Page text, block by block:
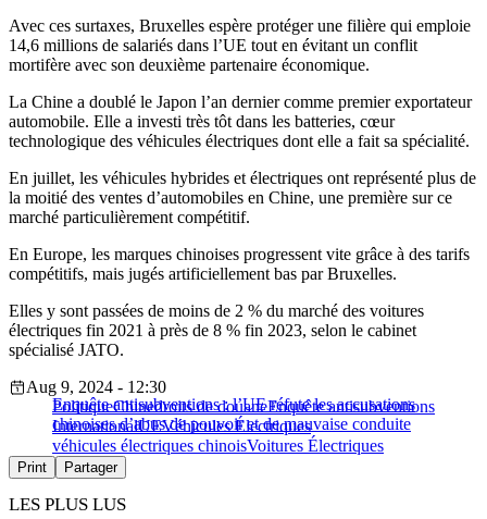
Avec ces surtaxes, Bruxelles espère protéger une filière qui emploie
14,6 millions de salariés dans l’UE tout en évitant un conflit
mortifère avec son deuxième partenaire économique.
La Chine a doublé le Japon l’an dernier comme premier exportateur
automobile. Elle a investi très tôt dans les batteries, cœur
technologique des véhicules électriques dont elle a fait sa spécialité.
En juillet, les véhicules hybrides et électriques ont représenté plus de
la moitié des ventes d’automobiles en Chine, une première sur ce
marché particulièrement compétitif.
En Europe, les marques chinoises progressent vite grâce à des tarifs
compétitifs, mais jugés artificiellement bas par Bruxelles.
Elles y sont passées de moins de 2 % du marché des voitures
électriques fin 2021 à près de 8 % fin 2023, selon le cabinet
spécialisé JATO.
Enquête antisubventions : l’UE réfute les accusations
chinoises d’abus de pouvoir et de mauvaise conduite
Aug 9, 2024 - 12:30
PolitiqueChinedroits de douaneEnquête antisubventions
InternationalUEVéhicules Électriques
véhicules électriques chinoisVoitures Électriques
Print Partager
LES PLUS LUS